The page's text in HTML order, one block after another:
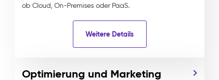
ob Cloud, On-Premises oder PaaS.
Weitere Details
Optimierung und Marketing